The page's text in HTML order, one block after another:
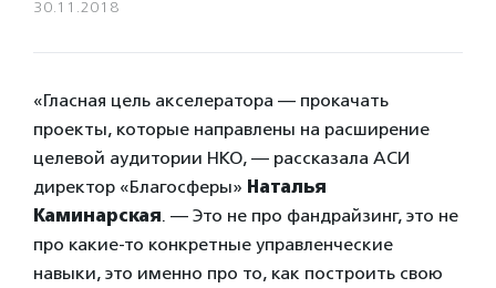
30.11.2018
«Гласная цель акселератора — прокачать
проекты, которые направлены на расширение
целевой аудитории НКО, — рассказала АСИ
директор «Благосферы» Наталья
Каминарская. — Это не про фандрайзинг, это не
про какие-то конкретные управленческие
навыки, это именно про то, как построить свою